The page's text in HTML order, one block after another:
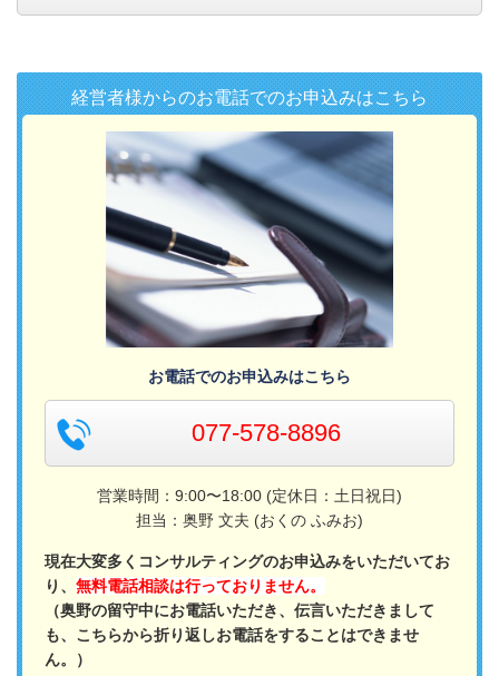
経営者様からのお電話でのお申込みはこちら
お電話でのお申込みはこちら
077-578-8896
営業時間：9:00〜18:00 (定休日：土日祝日)
担当：奥野 文夫 (おくの ふみお)
現在大変多くコンサルティングのお申込みをいただいてお
り、 無料電話相談は行っておりません。
（奥野の留守中にお電話いただき、伝言いただきまして
も、こちらから折り返しお電話をすることはできませ
ん。）